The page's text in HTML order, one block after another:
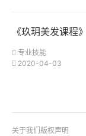
《玖玥美发课程》
专业技能
2020-04-03
关于我们 版权声明